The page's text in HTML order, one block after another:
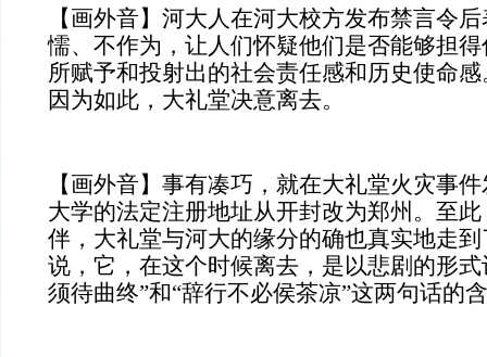
【画外音】河大人在河大校方发布禁言令
懦、不作为，让人们怀疑他们是否能够担
所赋予和投射出的社会责任感和历史使命
因为如此，大礼堂决意离去。
【画外音】事有凑巧，就在大礼堂火灾事
大学的法定注册地址从开封改为郑州。至
伴，大礼堂与河大的缘分的确也真实地走
说，它，在这个时候离去，是以悲剧的形
须待曲终”和“辞行不必侯茶凉”这两句话的